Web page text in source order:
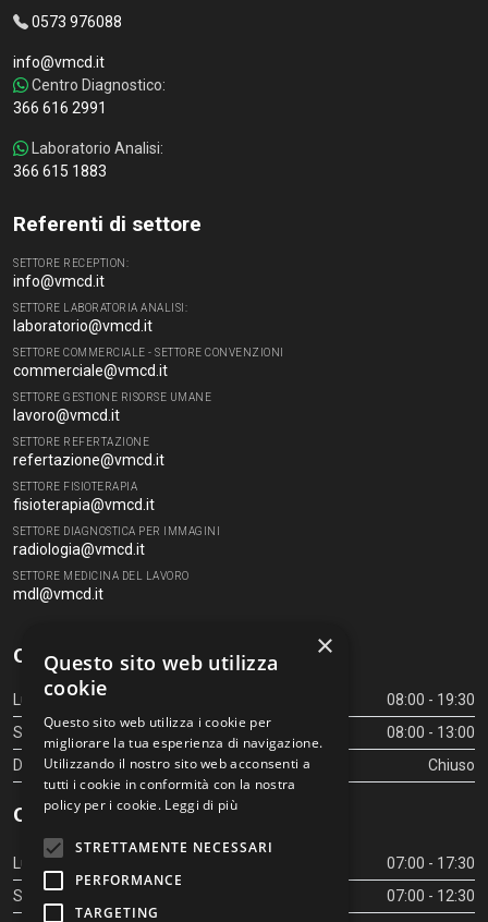
0573 976088
info@vmcd.it
Centro Diagnostico:
366 616 2991
Laboratorio Analisi:
366 615 1883
Referenti di settore
SETTORE RECEPTION:
info@vmcd.it
SETTORE LABORATORIA ANALISI:
laboratorio@vmcd.it
SETTORE COMMERCIALE - SETTORE CONVENZIONI
commerciale@vmcd.it
SETTORE GESTIONE RISORSE UMANE
lavoro@vmcd.it
SETTORE REFERTAZIONE
refertazione@vmcd.it
SETTORE FISIOTERAPIA
fisioterapia@vmcd.it
SETTORE DIAGNOSTICA PER IMMAGINI
radiologia@vmcd.it
SETTORE MEDICINA DEL LAVORO
mdl@vmcd.it
Orari Centro Diagnostico
Lunedì - Venerdì
08:00 - 19:30
Sabato
08:00 - 13:00
Domenica
Chiuso
Orari Centro Diagnostico
Lunedì - Venerdì
07:00 - 17:30
Sabato
07:00 - 12:30
×
Questo sito web utilizza
cookie
Questo sito web utilizza i cookie per
migliorare la tua esperienza di navigazione.
Utilizzando il nostro sito web acconsenti a
tutti i cookie in conformità con la nostra
policy per i cookie. Leggi di più
STRETTAMENTE NECESSARI
PERFORMANCE
TARGETING